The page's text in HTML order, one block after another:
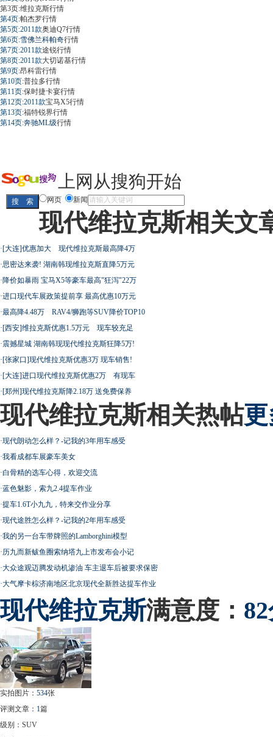
第3页:维拉克斯行情
第4页:帕杰罗行情
第5页:2011款奥迪Q7行情
第6页:雪佛兰科帕奇行情
第7页:2011款途锐行情
第8页:2011款大切诺基行情
第9页:昂科雷行情
第10页:普拉多行情
第11页:保时捷卡宴行情
第12页:2011款宝马X5行情
第13页:福特锐界行情
第14页:奔驰ML级行情
上网从搜狗开始
网页 新闻
现代维拉克斯相关文
·[大连]优惠加大 现代维拉克斯最高降4万
·思密达来袭! 湖南韩现维拉克斯直降5万元
·降价如暴雨 宝马X5等豪车最高"狂泻"22万
·进口现代车展政策提前享 最高优惠10万元
·最高降4.48万 RAV4/狮跑等SUV降价TOP10
·[西安]维拉克斯优惠1.5万元 现车较充足
·震撼星城 湖南韩现现代维拉克斯狂降5万!
·[张家口]现代维拉克斯优惠3万 现车销售!
·[大连]进口现代维拉克斯优惠2万 有现车
·[郑州]现代维拉克斯降2.18万 送免费保养
现代维拉克斯相关热帖
·现代朗动怎么样？-记我的3年用车感受
·我看成都车展豪车美女
·白骨精的选车心得，欢迎交流
·蓝色魅影，索九2.4提车作业
·提车1.6T小九九，特来交作业分享
·现代途胜怎么样？-记我的2年用车感受
·我的另一台车带牌照的Lamborghini模型
·历九而新鲅鱼圈索纳塔九上市发布会小记
·大众途观迈腾发动机渗油 车主退车后被要求保密
·大气摩卡棕济南地区北京现代全新胜达提车作业
现代维拉克斯满意度：
实拍图片： 534张
评测文章： 1篇
级别：SUV